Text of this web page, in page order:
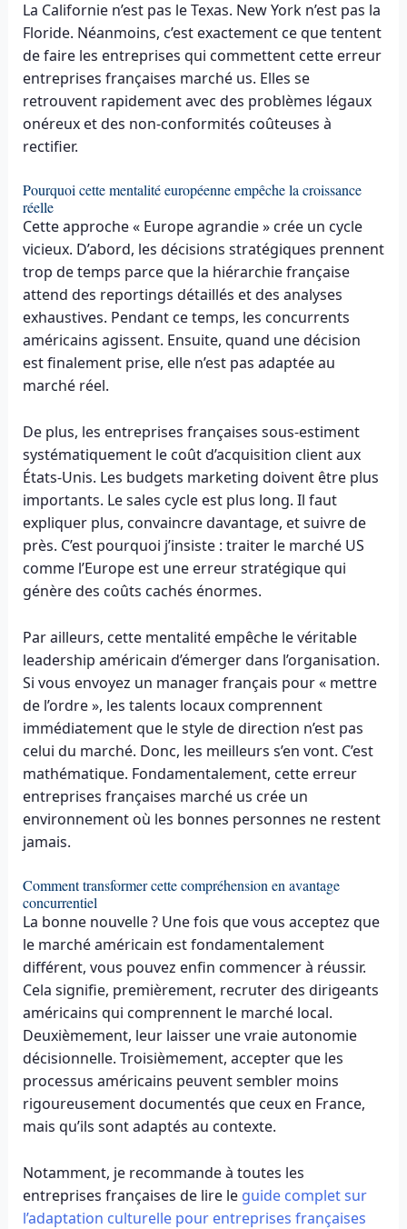
La Californie n’est pas le Texas. New York n’est pas la
Floride. Néanmoins, c’est exactement ce que tentent
de faire les entreprises qui commettent cette erreur
entreprises françaises marché us. Elles se
retrouvent rapidement avec des problèmes légaux
onéreux et des non-conformités coûteuses à
rectifier.
Pourquoi cette mentalité européenne empêche la croissance
réelle
Cette approche « Europe agrandie » crée un cycle
vicieux. D’abord, les décisions stratégiques prennent
trop de temps parce que la hiérarchie française
attend des reportings détaillés et des analyses
exhaustives. Pendant ce temps, les concurrents
américains agissent. Ensuite, quand une décision
est finalement prise, elle n’est pas adaptée au
marché réel.
De plus, les entreprises françaises sous-estiment
systématiquement le coût d’acquisition client aux
États-Unis. Les budgets marketing doivent être plus
importants. Le sales cycle est plus long. Il faut
expliquer plus, convaincre davantage, et suivre de
près. C’est pourquoi j’insiste : traiter le marché US
comme l’Europe est une erreur stratégique qui
génère des coûts cachés énormes.
Par ailleurs, cette mentalité empêche le véritable
leadership américain d’émerger dans l’organisation.
Si vous envoyez un manager français pour « mettre
de l’ordre », les talents locaux comprennent
immédiatement que le style de direction n’est pas
celui du marché. Donc, les meilleurs s’en vont. C’est
mathématique. Fondamentalement, cette erreur
entreprises françaises marché us crée un
environnement où les bonnes personnes ne restent
jamais.
Comment transformer cette compréhension en avantage
concurrentiel
La bonne nouvelle ? Une fois que vous acceptez que
le marché américain est fondamentalement
différent, vous pouvez enfin commencer à réussir.
Cela signifie, premièrement, recruter des dirigeants
américains qui comprennent le marché local.
Deuxièmement, leur laisser une vraie autonomie
décisionnelle. Troisièmement, accepter que les
processus américains peuvent sembler moins
rigoureusement documentés que ceux en France,
mais qu’ils sont adaptés au contexte.
Notamment, je recommande à toutes les
entreprises françaises de lire le guide complet sur
l’adaptation culturelle pour entreprises françaises